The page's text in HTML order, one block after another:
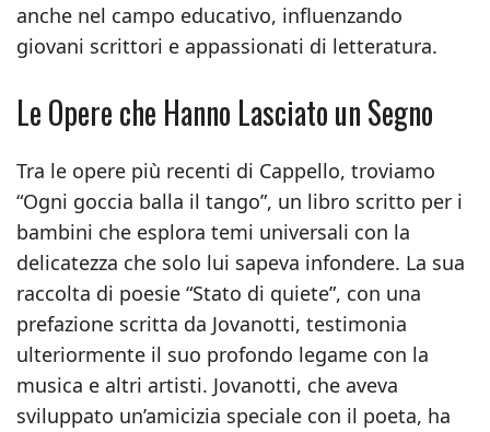
anche nel campo educativo, influenzando
giovani scrittori e appassionati di letteratura.
Le Opere che Hanno Lasciato un Segno
Tra le opere più recenti di Cappello, troviamo
“Ogni goccia balla il tango”, un libro scritto per i
bambini che esplora temi universali con la
delicatezza che solo lui sapeva infondere. La sua
raccolta di poesie “Stato di quiete”, con una
prefazione scritta da Jovanotti, testimonia
ulteriormente il suo profondo legame con la
musica e altri artisti. Jovanotti, che aveva
sviluppato un’amicizia speciale con il poeta, ha